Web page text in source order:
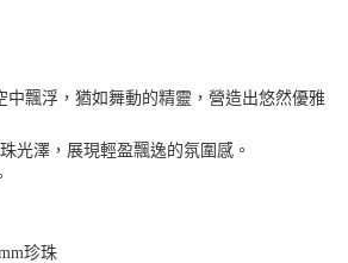
飄浮，猶如舞動的精靈，營造出悠然優雅
光澤，展現輕盈飄逸的氛圍感。
珍珠